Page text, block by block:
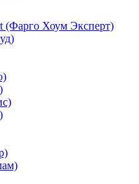
(Фарго Хоум Эксперт)